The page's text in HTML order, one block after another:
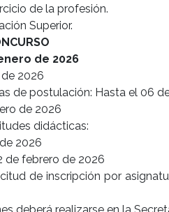
de la profesión.
Superior.
de 2026
2026
de postulación: Hasta el 06
de 2026
didácticas:
2026
de febrero de 2026
de inscripción por
deberá realizarse en la